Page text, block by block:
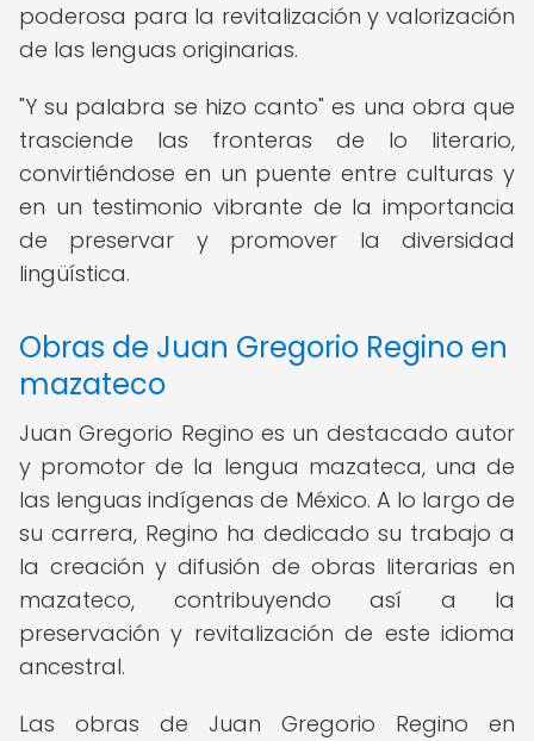
poderosa para la revitalización y valorización
de las lenguas originarias.
"Y su palabra se hizo canto" es una obra que
trasciende las fronteras de lo literario,
convirtiéndose en un puente entre culturas y
en un testimonio vibrante de la importancia
de preservar y promover la diversidad
lingüística.
Obras de Juan Gregorio Regino en
mazateco
Juan Gregorio Regino es un destacado autor
y promotor de la lengua mazateca, una de
las lenguas indígenas de México. A lo largo de
su carrera, Regino ha dedicado su trabajo a
la creación y difusión de obras literarias en
mazateco, contribuyendo así a la
preservación y revitalización de este idioma
ancestral.
Las obras de Juan Gregorio Regino en